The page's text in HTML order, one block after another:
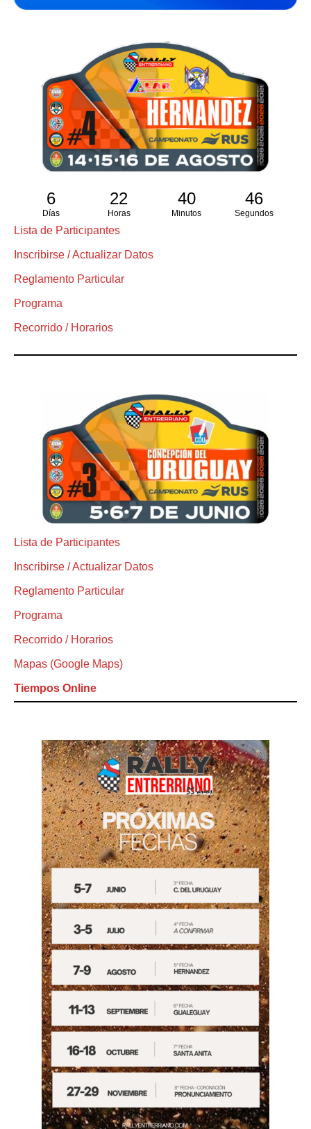
6
Días
22
Horas
40
Minutos
46
Segundos
Lista de Participantes
Inscribirse / Actualizar Datos
Reglamento Particular
Programa
Recorrido / Horarios
Lista de Participantes
Inscribirse / Actualizar Datos
Reglamento Particular
Programa
Recorrido / Horarios
Mapas (Google Maps)
Tiempos Online